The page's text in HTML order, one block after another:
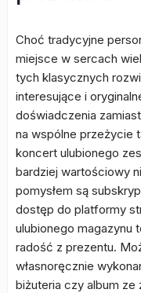
Choć tradycyjne
miejsce w sercach
tych klasycznych
interesujące i
doświadczenia
na wspólne przeżycie
koncert ulubionego
bardziej wartościowy
pomysłem są
dostęp do platformy
ulubionego magazynu
radość z prezentu.
własnoręcznie
biżuteria czy album ze